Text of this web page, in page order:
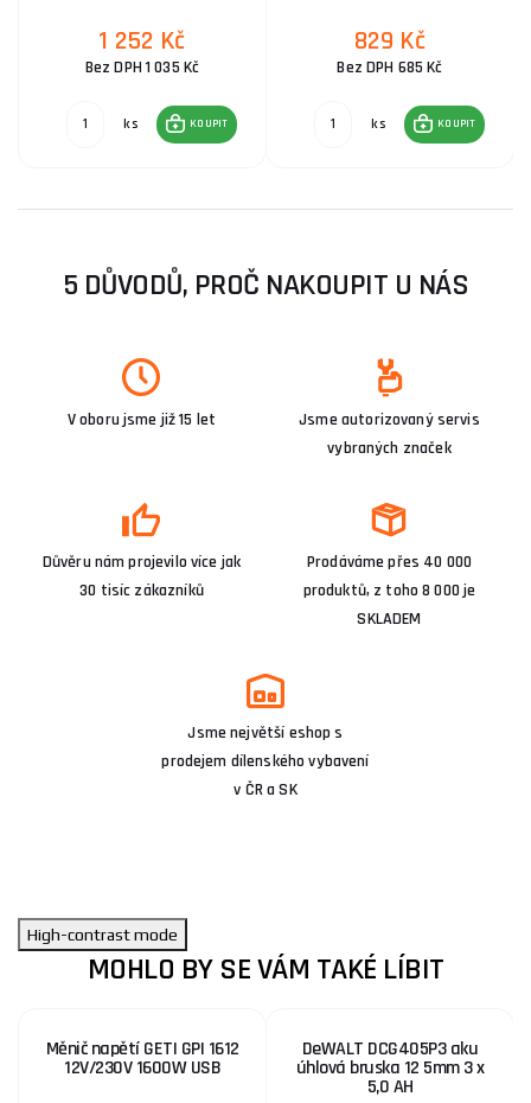
1 252 Kč
Bez DPH 1 035 Kč
ks KOUPIT
829 Kč
Bez DPH 685 Kč
ks KOUPIT
5 DŮVODŮ, PROČ NAKOUPIT U NÁS
V oboru jsme již 15 let
Jsme autorizovaný servis
vybraných značek
Důvěru nám projevilo více jak
30 tisíc zákazníků
Prodáváme přes 40 000
produktů, z toho 8 000 je
SKLADEM
Jsme největší eshop s
prodejem dílenského vybavení
v ČR a SK
High-contrast mode
MOHLO BY SE VÁM TAKÉ LÍBIT
Měnič napětí GETI GPI 1612
12V/230V 1600W USB
DeWALT DCG405P3 aku
úhlová bruska 12 5mm 3 x
5,0 AH